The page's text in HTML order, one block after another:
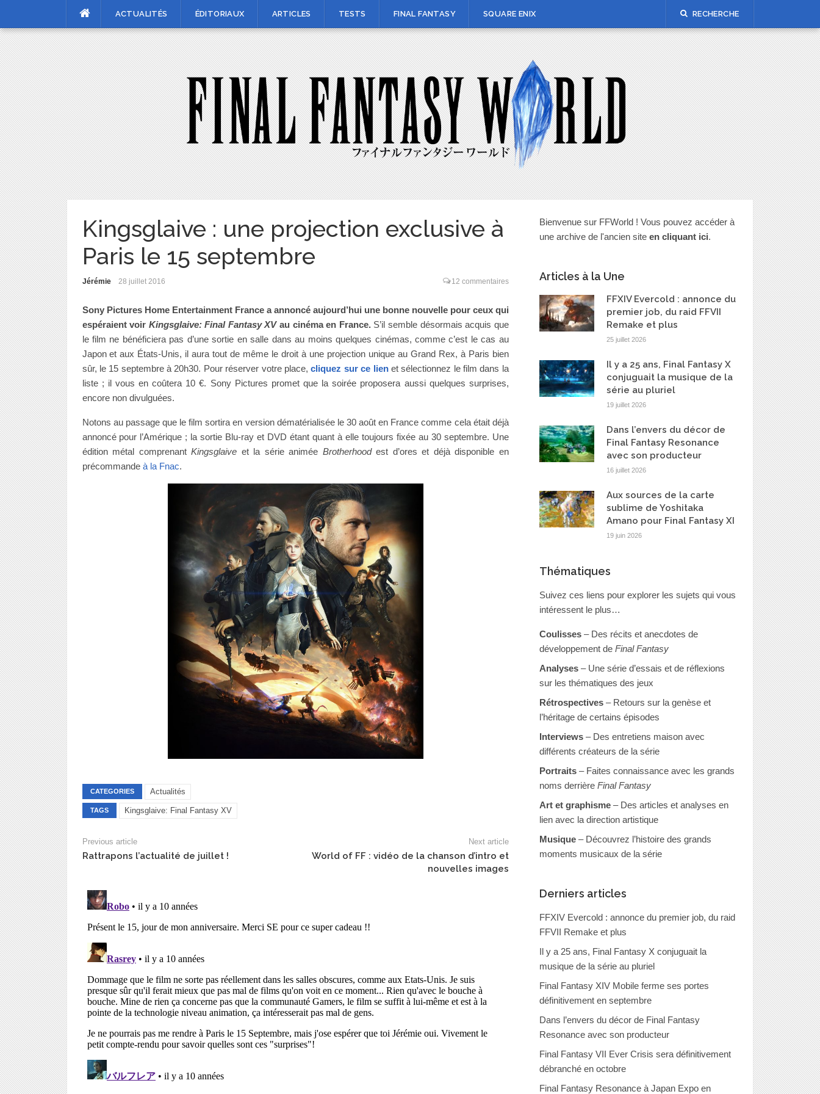
content
ACTUALITÉS ÉDITORIAUX ARTICLES TESTS FINAL FANTASY SQUARE ENIX RECHERCHE
Kingsglaive : une projection exclusive à
Paris le 15 septembre
Jérémie 28 juillet 2016 12 commentaires
Sony Pictures Home Entertainment France a annoncé aujourd’hui une bonne nouvelle pour ceux qui
espéraient voir Kingsglaive: Final Fantasy XVau cinéma en France.S’il semble désormais acquis que
le film ne bénéficiera pas d’une sortie en salle dans au moins quelques cinémas, comme c’est le cas au
Japon et aux États-Unis, il aura tout de même le droit à une projection unique au Grand Rex, à Paris bien
sûr, le 15 septembre à 20h30. Pour réserver votre place,cliquez sur ce lienet sélectionnez le film dans la
liste ; il vous en coûtera 10 €. Sony Pictures promet que la soirée proposera aussi quelques surprises,
encore non divulguées.
Notons au passage que le film sortira en version dématérialisée le 30 août en France comme cela était déjà
annoncé pour l’Amérique ; la sortie Blu-ray et DVD étant quant à elle toujours fixée au 30 septembre. Une
édition métal comprenantKingsglaive et la série animée Brotherhoodest d’ores et déjà disponible en
précommande à la Fnac.
CATEGORIES Actualités
TAGS Kingsglaive: Final Fantasy XV
Previous article
Rattrapons l’actualité de juillet !
Next article
World of FF : vidéo de la chanson d’intro et
nouvelles images
Bienvenue sur FFWorld ! Vous pouvez accéder à
une archive de l'ancien site en cliquant ici.
Articles à la Une
FFXIV Evercold : annonce du
premier job, du raid FFVII
Remake et plus
25 juillet 2026
Il y a 25 ans, Final Fantasy X
conjuguait la musique de la
série au pluriel
19 juillet 2026
Dans l’envers du décor de
Final Fantasy Resonance
avec son producteur
16 juillet 2026
Aux sources de la carte
sublime de Yoshitaka
Amano pour Final Fantasy XI
19 juin 2026
Thématiques
Suivez ces liens pour explorer les sujets qui vous
intéressent le plus…
Coulisses– Des récits et anecdotes de
développement de Final Fantasy
Analyses– Une série d’essais et de réflexions
sur les thématiques des jeux
Rétrospectives– Retours sur la genèse et
l’héritage de certains épisodes
Interviews– Des entretiens maison avec
différents créateurs de la série
Portraits– Faites connaissance avec les grands
noms derrière Final Fantasy
Art et graphisme– Des articles et analyses en
lien avec la direction artistique
Musique– Découvrez l’histoire des grands
moments musicaux de la série
Derniers articles
FFXIV Evercold : annonce du premier job, du raid
FFVII Remake et plus
Il y a 25 ans, Final Fantasy X conjuguait la
musique de la série au pluriel
Final Fantasy XIV Mobile ferme ses portes
définitivement en septembre
Dans l’envers du décor de Final Fantasy
Resonance avec son producteur
Final Fantasy VII Ever Crisis sera définitivement
débranché en octobre
Final Fantasy Resonance à Japan Expo en